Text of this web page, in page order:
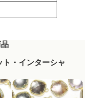
・インターシャ